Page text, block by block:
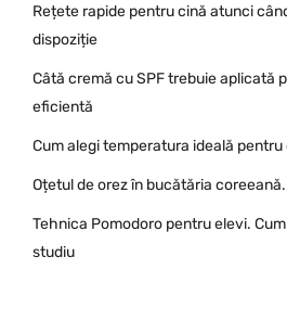
Rețete rapide pentru cină atunci
dispoziție
Câtă cremă cu SPF trebuie aplicată
eficientă
Cum alegi temperatura ideală
Oțetul de orez în bucătăria
Tehnica Pomodoro pentru elevi.
studiu